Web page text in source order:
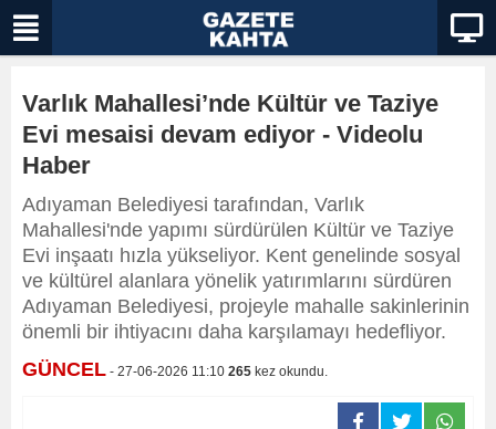
Varlık Mahallesi’nde Kültür ve Taziye
Evi mesaisi devam ediyor - Videolu
Haber
Adıyaman Belediyesi tarafından, Varlık
Mahallesi'nde yapımı sürdürülen Kültür ve Taziye
Evi inşaatı hızla yükseliyor. Kent genelinde sosyal
ve kültürel alanlara yönelik yatırımlarını sürdüren
Adıyaman Belediyesi, projeyle mahalle sakinlerinin
önemli bir ihtiyacını daha karşılamayı hedefliyor.
GÜNCEL - 27-06-2026 11:10 265 kez okundu.